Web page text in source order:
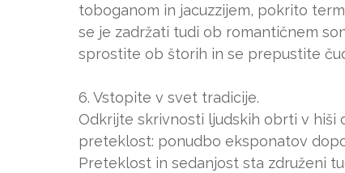
toboganom in jacuzzijem, pokrito
se je zadržati tudi ob romantičnem
sprostite ob štorih in se prepustite
6. Vstopite v svet tradicije.
Odkrijte skrivnosti ljudskih obrti v hiši
preteklost: ponudbo eksponatov
Preteklost in sedanjost sta združeni